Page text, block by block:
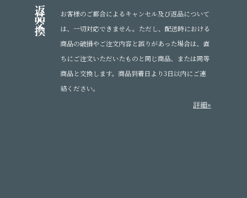
返
品
交
換
お客様のご都合によるキャンセル及び返品について
は、一切対応できません。ただし、配送時における
商品の破損やご注文内容と誤りがあった場合は、直
ちにご注文いただいたものと同じ商品、または同等
商品と交換します。商品到着日より3日以内にご連
絡ください。
詳細»